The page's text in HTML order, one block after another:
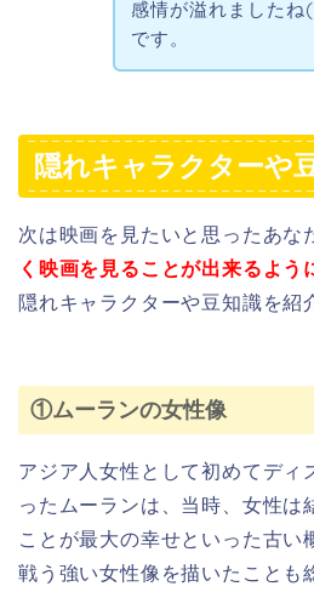
感情が溢れました
です。
隠れキャラクターや
次は映画を見たいと思ったあな
く映画を見ることが出来るよう
隠れキャラクターや豆知識を紹
①ムーランの女性像
アジア人女性として初めてディ
ったムーランは、当時、女性は
ことが最大の幸せといった古い
戦う強い女性像を描いたことも